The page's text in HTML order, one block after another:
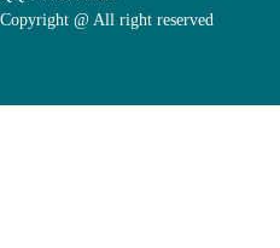
Copyright @ All right reserved